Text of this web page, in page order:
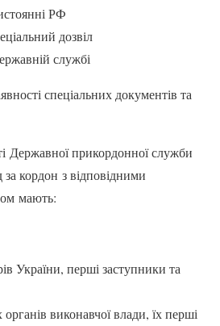
РФ
дозвіл
службі
спеціальних документів та
Державної прикордонної служби
кордон з відповідними
мають:
України, перші заступники та
виконавчої влади, їх перші